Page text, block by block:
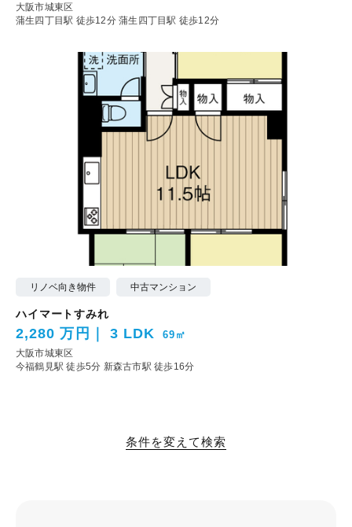
大阪市城東区
蒲生四丁目駅 徒歩12分蒲生四丁目駅 徒歩12分
リノベ向き物件 中古マンション
ハイマートすみれ
2,280 万円 3 LDK 69㎡
大阪市城東区
今福鶴見駅 徒歩5分 新森古市駅 徒歩16分
条件を変えて検索